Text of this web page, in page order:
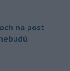
na post